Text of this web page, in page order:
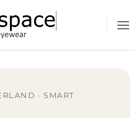
· SMART